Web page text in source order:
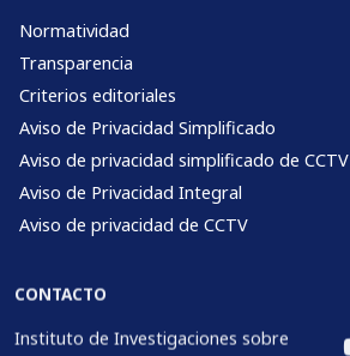
Normatividad
Transparencia
Criterios editoriales
Aviso de Privacidad Simplificado
Aviso de privacidad simplificado de CCTV
Aviso de Privacidad Integral
Aviso de privacidad de CCTV
CONTACTO
Instituto de Investigaciones sobre